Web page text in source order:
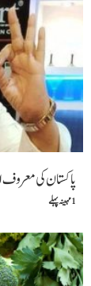
پاکستان کی
1 مہینہ پہلے